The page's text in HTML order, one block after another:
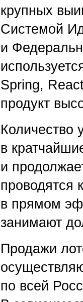
крупных
Системой
и
Spring,
продукт
Количество
в
и
проводятся
в прямом
занимают
Продажи
по всей